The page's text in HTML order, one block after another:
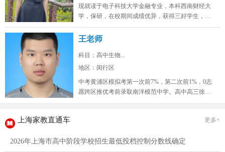
现就读于电子科技大学金融专业，本科西南财经大
学，保研，在校期间成绩优异，获得三好学生，英
语四级证书，英语六级证书，英语六...
王老师
科目：高中生物...
地区：闵行区
中考黄浦区模拟考第一次前7%，第二次前1%，0志
愿跨区推优考前录取南洋模范中学。高中高三徐汇
上海家教直通车 更多+
2026年上海市高中阶段学校招生最低投档控制分数线确定